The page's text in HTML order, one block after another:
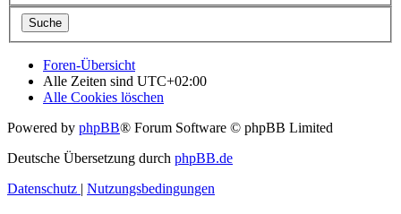
Foren-Übersicht
Alle Zeiten sind UTC+02:00
Alle Cookies löschen
Powered by phpBB® Forum Software © phpBB Limited
Deutsche Übersetzung durch phpBB.de
Datenschutz | Nutzungsbedingungen